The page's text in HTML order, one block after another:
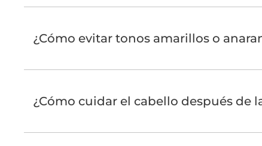
¿Cómo evitar tonos amarillos o
¿Cómo cuidar el cabello después de